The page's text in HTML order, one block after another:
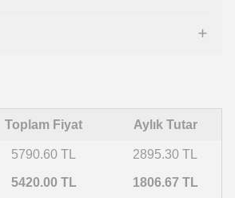
Toplam Fiyat Aylık Tutar
5790.60 TL 2895.30 TL
5420.00 TL 1806.67 TL